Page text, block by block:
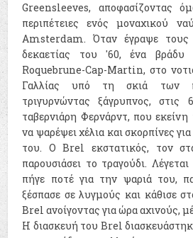
Greensleeves, αποφασίζοντας
περιπέτειες ενός μοναχικού
Amsterdam. Όταν έγραψε τους
δεκαετίας του '60, ένα βράδυ
Roquebrune-Cap-Martin, στο
Γαλλίας υπό τη σκιά των
τριγυρνώντας ξάγρυπνος, στις
ταβερνιάρη Φερνάρντ, που εκείνη
να ψαρέψει χέλια και σκορπίνες
του. Ο Brel εκστατικός, τον
παρουσιάσει το τραγούδι.
πήγε ποτέ για την ψαριά του,
ξέσπασε σε λυγμούς και κάθισε
Brel ανοίγοντας για ώρα αχινούς,
H διασκευή του Brel